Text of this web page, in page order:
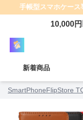
手帳型スマホケース
10,000
新着商品
SmartPhoneFlipStore